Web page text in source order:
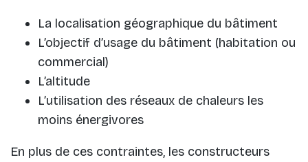
La localisation géographique du bâtiment
L’objectif d’usage du bâtiment (habitation ou
commercial)
L’altitude
L’utilisation des réseaux de chaleurs les
moins énergivores
En plus de ces contraintes, les constructeurs